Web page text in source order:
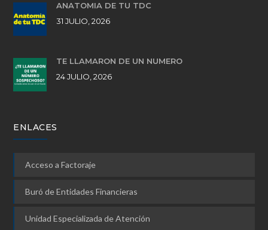
ANATOMÍA DE TU TDC
31 JULIO, 2026
TE LLAMARON DE UN NÚMERO
24 JULIO, 2026
ENLACES
Acceso a Factoraje
Buró de Entidades Financieras
Unidad Especializada de Atención